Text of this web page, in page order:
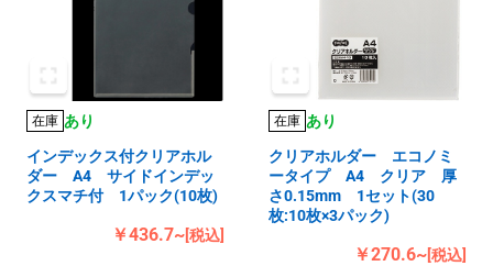
在庫 あり
インデックス付クリアホル
ダー A4 サイドインデッ
クスマチ付 1パック(10枚)
￥436.7~[税込]
在庫 あり
クリアホルダー エコノミ
ータイプ A4 クリア 厚
さ0.15mm 1セット(30
枚:10枚×3パック)
￥270.6~[税込]